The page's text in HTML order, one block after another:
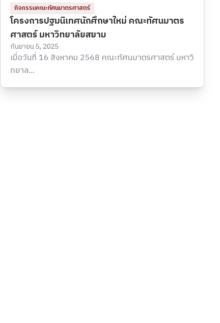
กิจกรรมคณะทัศนมาตรศาสตร์
โครงการปฐมนิเทศนักศึกษาใหม่ คณะทัศนมาตร
ศาสตร์ มหาวิทยาลัยสยาม
กันยายน 5, 2025
เมื่อวันที่ 16 สิงหาคม 2568 คณะทัศนมาตรศาสตร์ มหาวิ
ทยาล...